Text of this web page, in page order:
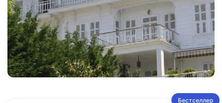
Бестселлер